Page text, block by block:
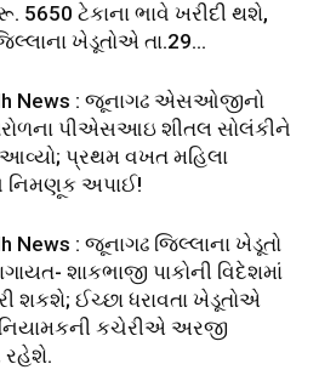
5650 ટેકાના ભાવે ખરીદી થશે,
ખેડૂતોએ તા.29...
News : જૂનાગઢ એસઓજીનો
પીએસઆઇ શીતલ સોલંકીને
આવ્યો; પ્રથમ વખત મહિલા
નિમણૂક અપાઈ!
News : જૂનાગઢ જિલ્લાના ખેડૂતો
શાકભાજી પાકોની વિદેશમાં
શકશે; ઈચ્છા ધરાવતા ખેડૂતોએ
કચેરીએ અરજી
રહેશે.